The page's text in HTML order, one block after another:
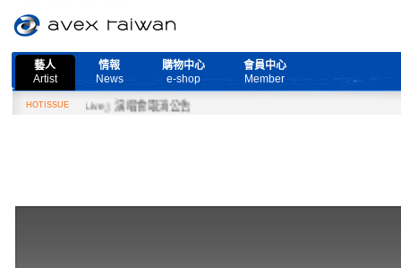
藝人
Artist
情報
News
購物中心
e-shop
會員中心
Member
HOTISSUE
Live』演唱會取消公告